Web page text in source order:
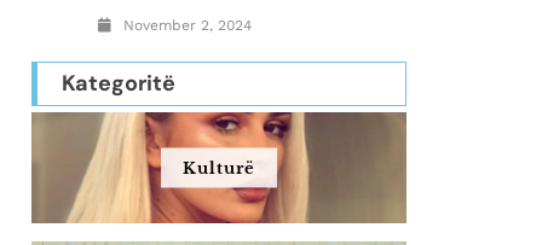
November 2, 2024
Kategoritë
Kulturë